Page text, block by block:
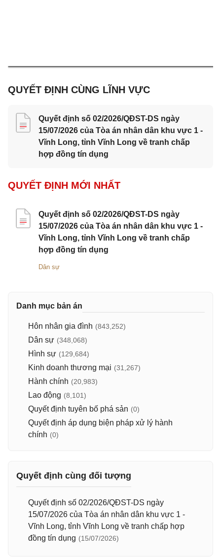
QUYẾT ĐỊNH CÙNG LĨNH VỰC
Quyết định số 02/2026/QĐST-DS ngày
15/07/2026 của Tòa án nhân dân khu vực 1 -
Vĩnh Long, tỉnh Vĩnh Long về tranh chấp
hợp đồng tín dụng
QUYẾT ĐỊNH MỚI NHẤT
Quyết định số 02/2026/QĐST-DS ngày
15/07/2026 của Tòa án nhân dân khu vực 1 -
Vĩnh Long, tỉnh Vĩnh Long về tranh chấp
hợp đồng tín dụng
Dân sự
Danh mục bản án
Hôn nhân gia đình (843,252)
Dân sự (348,068)
Hình sự (129,684)
Kinh doanh thương mại (31,267)
Hành chính (20,983)
Lao động (8,101)
Quyết định tuyên bố phá sản (0)
Quyết định áp dụng biện pháp xử lý hành
chính (0)
Quyết định cùng đối tượng
Quyết định số 02/2026/QĐST-DS ngày
15/07/2026 của Tòa án nhân dân khu vực 1 -
Vĩnh Long, tỉnh Vĩnh Long về tranh chấp hợp
đồng tín dụng (15/07/2026)